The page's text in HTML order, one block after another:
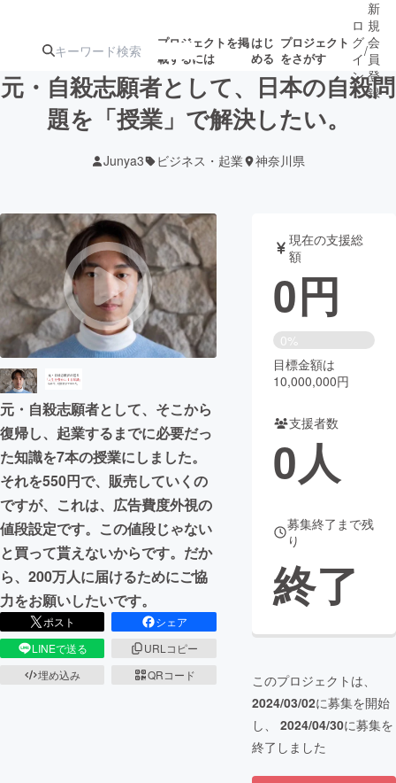
プロジェクトを掲
載するには
はじ
める
プロジェクト
をさがす
ターン
ジェクト
募集終了が近いプ
ロジェクト
アート・写真 音楽
テクノロジー・ガジェット ゲーム・サ
映像・映画 書籍・雑誌
チャレンジ
まちづくり・地域活性化
CAMPFIRE for Social Good
CAMPFIRE Creation
CAMPFIREふるさと納税machi-ya
ロ
グ
イ
ン
/
新
規
会
員
登
録
元・自殺志願者として、日本の自殺問
題を「授業」で解決したい。
Junya3 ビジネス・起業 神奈川県
元・自殺志願者として、そこから
復帰し、起業するまでに必要だっ
た知識を7本の授業にしました。
それを550円で、販売していくの
ですが、これは、広告費度外視の
値段設定です。この値段じゃない
と買って貰えないからです。だか
ら、200万人に届けるためにご協
力をお願いしたいです。
ポスト
シェア
LINEで送る
URLコピー
埋め込み
QRコード
現在の支援総
額
0円
0%
目標金額は
10,000,000円
支援者数
0人
募集終了まで残
り
終了
このプロジェクトは、
2024/03/02に募集を開始
し、 2024/04/30に募集を
終了しました